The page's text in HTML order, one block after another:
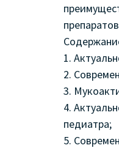
1.
2.
3.
4.
педиатра;
5.